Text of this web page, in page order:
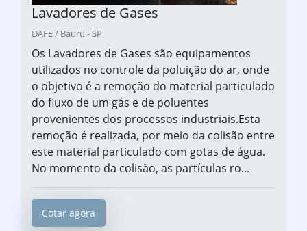
Lavadores de Gases
DAFE / Bauru - SP
Os Lavadores de Gases são equipamentos
utilizados no controle da poluição do ar, onde
o objetivo é a remoção do material particulado
do fluxo de um gás e de poluentes
provenientes dos processos industriais.Esta
remoção é realizada, por meio da colisão entre
este material particulado com gotas de água.
No momento da colisão, as partículas ro...
Cotar agora